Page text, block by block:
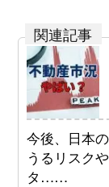
今後、日本
うるリスク
タ……